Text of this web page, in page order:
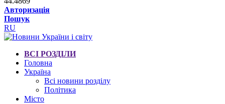
Авторизація
Пошук
RU
ВСІ РОЗДІЛИ
Головна
Україна
Всі новини розділу
Політика
Місто